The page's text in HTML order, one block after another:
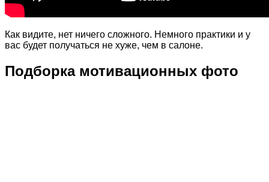
Как видите, нет ничего сложного. Немного практики и у
вас будет получаться не хуже, чем в салоне.
Подборка мотивационных фото